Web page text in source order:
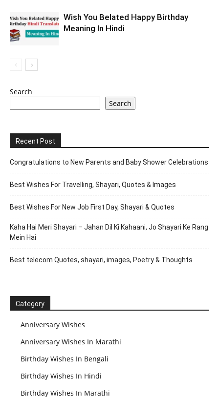
Wish You Belated Happy Birthday
Meaning In Hindi
Search
Search
Recent Post
Congratulations to New Parents and Baby Shower Celebrations
Best Wishes For Travelling, Shayari, Quotes & Images
Best Wishes For New Job First Day, Shayari & Quotes
Kaha Hai Meri Shayari – Jahan Dil Ki Kahaani, Jo Shayari Ke Rang
Mein Hai
Best telecom Quotes, shayari, images, Poetry & Thoughts
Category
Anniversary Wishes
Anniversary Wishes In Marathi
Birthday Wishes In Bengali
Birthday Wishes In Hindi
Birthday Wishes In Marathi